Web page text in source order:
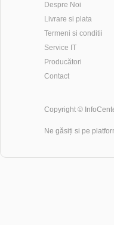
Despre Noi
Livrare si plata
Termeni si conditii
Service IT
Producători
Contact
Copyright ©
Ne găsiți si pe